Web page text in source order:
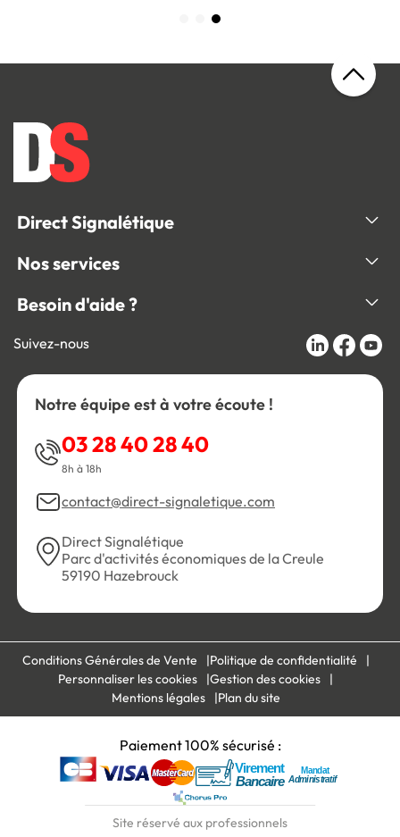
Direct Signalétique
Nos services
Besoin d'aide ?
Suivez-nous
Notre équipe est à votre écoute !
03 28 40 28 40
8h à 18h
contact@direct-signaletique.com
Direct Signalétique
Parc d'activités économiques de la Creule
59190 Hazebrouck
Conditions Générales de Vente
Politique de confidentialité
Personnaliser les cookies
Gestion des cookies
Mentions légales
Plan du site
Paiement 100% sécurisé :
Site réservé aux professionnels